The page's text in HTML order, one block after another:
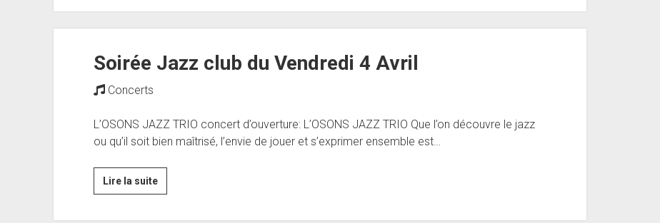
Dolmen
:
Quartet
Soirée Jazz club du Vendredi 4 Avril
Concerts
L’OSONS JAZZ TRIO concert d’ouverture: L’OSONS JAZZ TRIO Que l’on découvre le jazz
ou qu’il soit bien maîtrisé, l’envie de jouer et s’exprimer ensemble est…
Lire la suiteSoirée
Jazz